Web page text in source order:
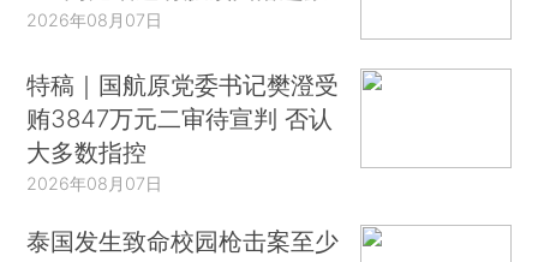
2026年08月07日
特稿｜国航原党委书记樊澄受
贿3847万元二审待宣判 否认
大多数指控
2026年08月07日
泰国发生致命校园枪击案至少